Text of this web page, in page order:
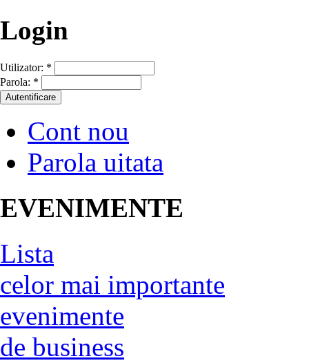
Login
Utilizator: *
Parola: *
Cont nou
Parola uitata
EVENIMENTE
Lista
celor mai importante
evenimente
de business